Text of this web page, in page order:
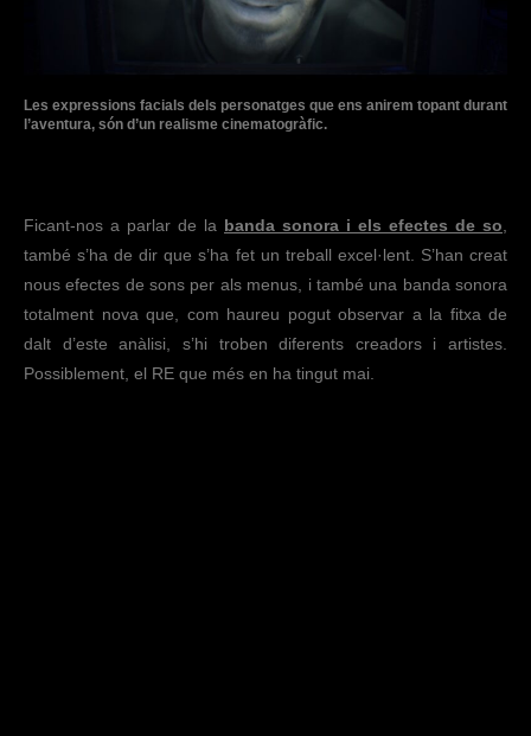
Les expressions facials dels personatges que ens anirem topant durant
l’aventura, són d’un realisme cinematogràfic.
Ficant-nos a parlar de la banda sonora i els efectes de so,
també s’ha de dir que s’ha fet un treball excel·lent. S’han creat
nous efectes de sons per als menus, i també una banda sonora
totalment nova que, com haureu pogut observar a la fitxa de
dalt d’este anàlisi, s’hi troben diferents creadors i artistes.
Possiblement, el RE que més en ha tingut mai.